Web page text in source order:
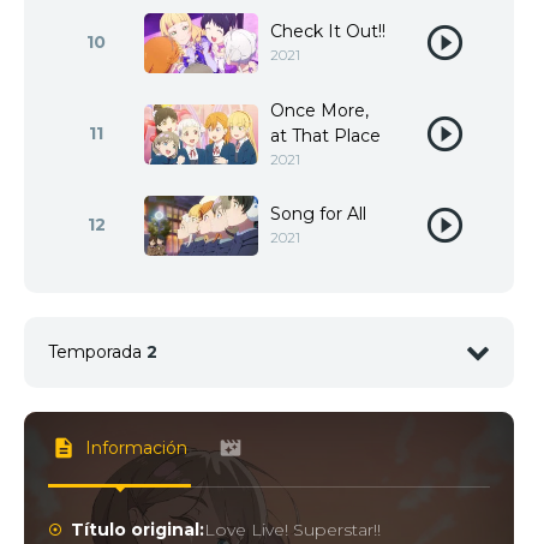
10 Check It Out!!
2021
11
Once More,
at That Place
2021
12 Song for All
2021
Temporada 2
1 <img src="//image.tmdb.org/t/p/w92/
2 <img src="//image.tmdb.org/t/p/w92/
Información
Título original:Love Live! Superstar!!